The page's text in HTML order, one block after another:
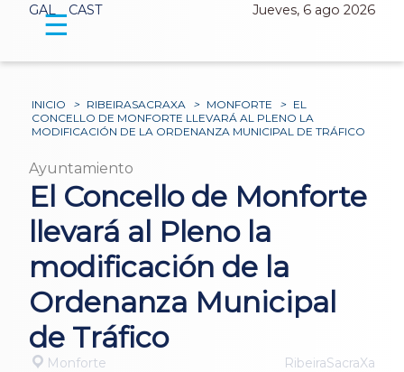
GAL CAST Jueves, 6 ago 2026
☰
INICIO > RIBEIRASACRAXA > MONFORTE > EL
CONCELLO DE MONFORTE LLEVARÁ AL PLENO LA
MODIFICACIÓN DE LA ORDENANZA MUNICIPAL DE TRÁFICO
Ayuntamiento
El Concello de Monforte
llevará al Pleno la
modificación de la
Ordenanza Municipal
de Tráfico
Monforte RibeiraSacraXa